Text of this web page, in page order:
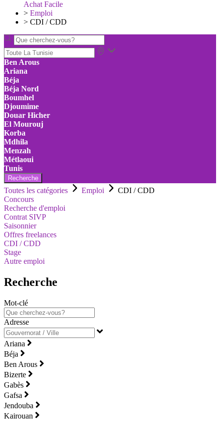
Achat Facile
> Emploi
> CDI / CDD
Ben Arous
Ariana
Béja
Béja Nord
Boumhel
Djoumime
Douar Hicher
El Mourouj
Korba
Mdhila
Menzah
Métlaoui
Tunis
Recherche
Toutes les catégories Emploi
CDI / CDD
Concours
Recherche d'emploi
Contrat SIVP
Saisonnier
Offres freelances
CDI / CDD
Stage
Autre emploi
Recherche
Mot-clé
Adresse
Ariana
Béja
Ben Arous
Bizerte
Gabès
Gafsa
Jendouba
Kairouan